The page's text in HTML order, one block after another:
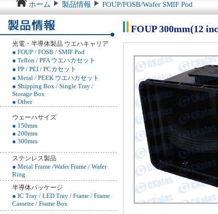
ホーム 製品情報 FOUP/FOSB/Wafer SMIF Pod
光電・半導体製品 ウエハキャリア
● FOUP / FOSB / SMIF Pod
● Teflon / PFA ウエハカセット
● PP / PEI / PCカセット
● Metal / PEEK ウエハカセット
● Shipping Box / Single Tray /
Storage Box
● Other
ウェーハサイズ
● 150mm
● 200mm
● 300mm
ステンレス製品
● Metal Frame /Wafer Frame / Wafer
Ring
半導体パッケージ
● IC Tray / LED Tray / Frame / Frame
Cassette / Frame Box
FOUP 300mm(12